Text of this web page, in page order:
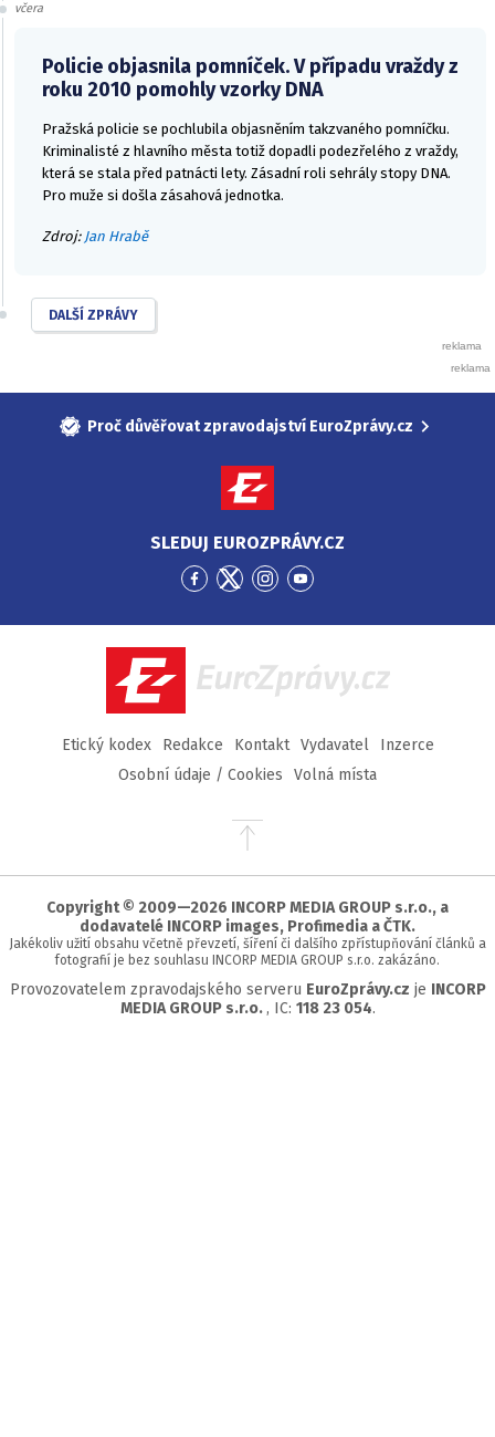
včera
Policie objasnila pomníček. V případu vraždy z
roku 2010 pomohly vzorky DNA
Pražská policie se pochlubila objasněním takzvaného pomníčku.
Kriminalisté z hlavního města totiž dopadli podezřelého z vraždy,
která se stala před patnácti lety. Zásadní roli sehrály stopy DNA.
Pro muže si došla zásahová jednotka.
Zdroj: Jan Hrabě
DALŠÍ ZPRÁVY
Proč důvěřovat zpravodajství EuroZprávy.cz
SLEDUJ EUROZPRÁVY.CZ
Přejít
Facebook
Přejít
Twitter
Přejít
Instagram
Přejít
YouTube
EuroZprávy.cz
Etický kodex Redakce Kontakt Vydavatel
Inzerce
Osobní údaje / Cookies
Volná místa
Přejít
stránky
Copyright © 2009—2026 INCORP MEDIA GROUP s.r.o., a
dodavatelé INCORP images, Profimedia a ČTK.
Jakékoliv užití obsahu včetně převzetí, šíření či dalšího zpřístupňování článků a
fotografií je bez souhlasu INCORP MEDIA GROUP s.r.o. zakázáno.
Provozovatelem zpravodajského serveru EuroZprávy.cz je INCORP
MEDIA GROUP s.r.o. , IC: 118 23 054.